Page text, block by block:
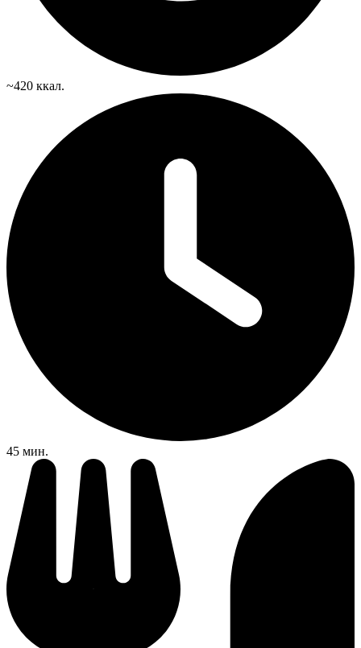
~420 ккал.
45 мин.